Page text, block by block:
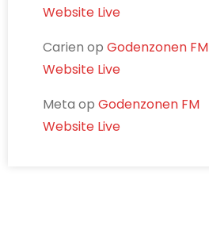
Website Live
Carien opGodenzonen FM
Website Live
Meta opGodenzonen FM
Website Live